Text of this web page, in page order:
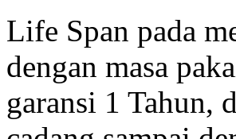
Life Span pada
dengan masa
garansi 1 Tahun,